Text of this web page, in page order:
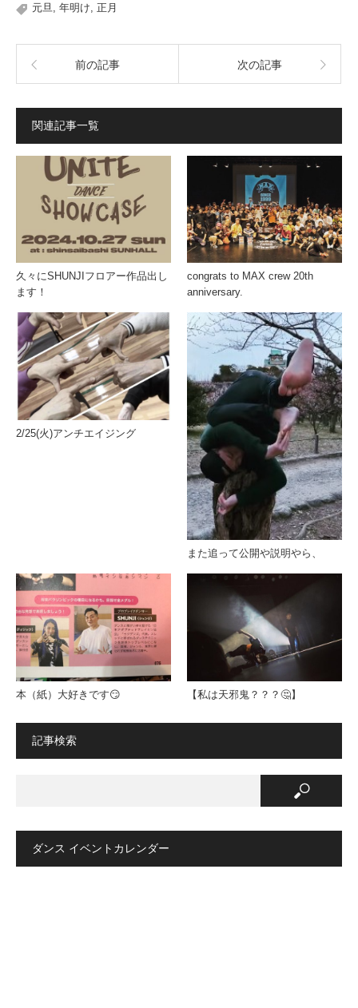
元旦
年明け 正月
前の記事 次の記事
関連記事一覧
久々にSHUNJIフロアー作品出し
ます！
congrats to MAX crew 20th
anniversary.
2/25(火)アンチエイジング
また追って公開や説明やら、
本（紙）大好きです😏 【私は天邪鬼？？？🤔】
記事検索
ダンス イベントカレンダー